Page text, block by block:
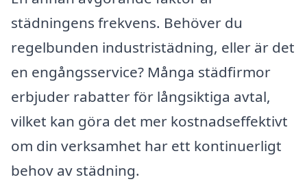
städningens frekvens. Behöver du
regelbunden industristädning, eller är det
en engångsservice? Många städfirmor
erbjuder rabatter för långsiktiga avtal,
vilket kan göra det mer kostnadseffektivt
om din verksamhet har ett kontinuerligt
behov av städning.